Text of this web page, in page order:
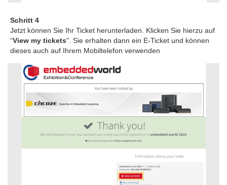
Schritt 4
Jetzt können Sie Ihr Ticket herunterladen. Klicken Sie hierzu auf
“View my tickets". Sie erhalten dann ein E-Ticket und können
dieses auch auf Ihrem Mobiltelefon verwenden